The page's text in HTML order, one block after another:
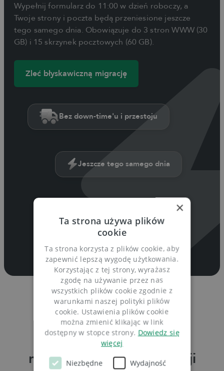
Wypełnij formularz do 11:00 w dzień roboczy, a
Twoje strony i poczta będą przeniesione jeszcze
tego samego dnia. Obowiązuje do 3 stron WWW (30
GB) i 15 skrzynek pocztowych (60 GB).
Zleć błyskawiczną migrację
Bez down-time'u i przestoju
Jeszcze tego samego dnia
Pełne bezpieczeństwo danych
Historie naszych klientów
Świetne wsparcie
na każdym etapie migracji
×
Ta strona używa plików
cookie
Ta strona korzysta z plików cookie, aby
zapewnić lepszą wygodę użytkowania.
Korzystając z tej strony, wyrażasz
zgodę na używanie przez nas
wszystkich plików cookie zgodnie z
warunkami naszej polityki plików
cookie. Ustawienia plików cookie
można zmienić klikając w link
dostępny w stopce strony. Dowiedz się
więcej
Niezbędne Wydajność